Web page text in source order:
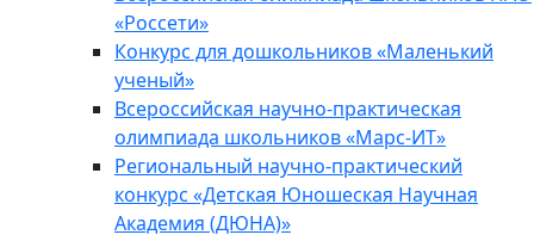
«Россети»
Конкурс для дошкольников «Маленький
ученый»
Всероссийская научно-практическая
олимпиада школьников «Марс-ИТ»
Региональный научно-практический
конкурс «Детская Юношеская Научная
Академия (ДЮНА)»